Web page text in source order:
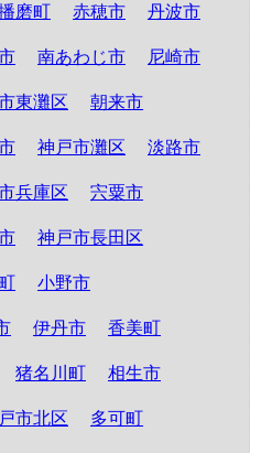
磨町 赤穂市 丹波市
南あわじ市 尼崎市
東灘区 朝来市
神戸市灘区 淡路市
兵庫区 宍粟市
神戸市長田区
小野市
伊丹市 香美町
猪名川町 相生市
市北区 多可町